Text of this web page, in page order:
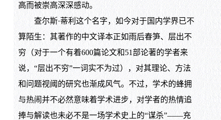
高而被崇高深深感动。
查尔斯·蒂利这个名字，如今对于国内学界已不
算陌生：其著作的中文译本正如雨后春笋、层出不
穷（对于一个有着600篇论文和51部论著的学者来
说，“层出不穷”一词实不为过），对其理论、方法
和问题视阈的研究也渐成风气。不过，学术的蜂拥
与热闹并不必然意味着学术进步，对学者的热情追
捧与解读也未必不是一场学术史上的“谋杀”——充